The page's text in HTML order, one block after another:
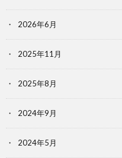
2026年6月
2025年11月
2025年8月
2024年9月
2024年5月